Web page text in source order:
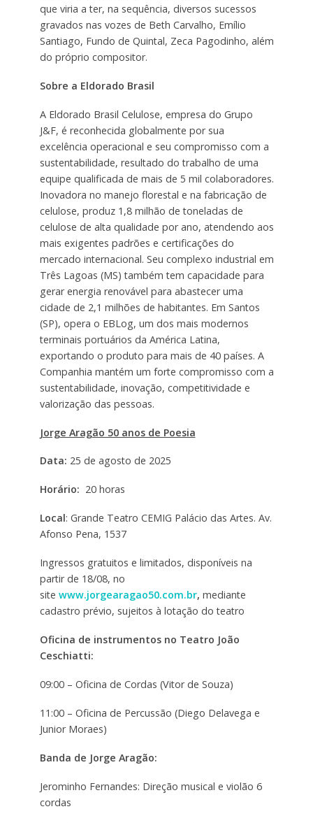
que viria a ter, na sequência, diversos sucessos
gravados nas vozes de Beth Carvalho, Emílio
Santiago, Fundo de Quintal, Zeca Pagodinho, além
do próprio compositor.
Sobre a Eldorado Brasil
A Eldorado Brasil Celulose, empresa do Grupo
J&F, é reconhecida globalmente por sua
excelência operacional e seu compromisso com a
sustentabilidade, resultado do trabalho de uma
equipe qualificada de mais de 5 mil colaboradores.
Inovadora no manejo florestal e na fabricação de
celulose, produz 1,8 milhão de toneladas de
celulose de alta qualidade por ano, atendendo aos
mais exigentes padrões e certificações do
mercado internacional. Seu complexo industrial em
Três Lagoas (MS) também tem capacidade para
gerar energia renovável para abastecer uma
cidade de 2,1 milhões de habitantes. Em Santos
(SP), opera o EBLog, um dos mais modernos
terminais portuários da América Latina,
exportando o produto para mais de 40 países. A
Companhia mantém um forte compromisso com a
sustentabilidade, inovação, competitividade e
valorização das pessoas.
Jorge Aragão 50 anos de Poesia
Data: 25 de agosto de 2025
Horário: 20 horas
Local: Grande Teatro CEMIG Palácio das Artes. Av.
Afonso Pena, 1537
Ingressos gratuitos e limitados, disponíveis na
partir de 18/08, no
site www.jorgearagao50.com.br, mediante
cadastro prévio, sujeitos à lotação do teatro
Oficina de instrumentos no Teatro João
Ceschiatti:
09:00 – Oficina de Cordas (Vitor de Souza)
11:00 – Oficina de Percussão (Diego Delavega e
Junior Moraes)
Banda de Jorge Aragão:
Jerominho Fernandes: Direção musical e violão 6
cordas